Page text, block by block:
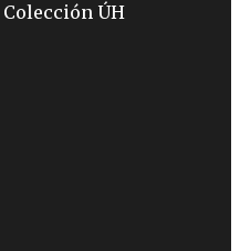
Colección ÚH